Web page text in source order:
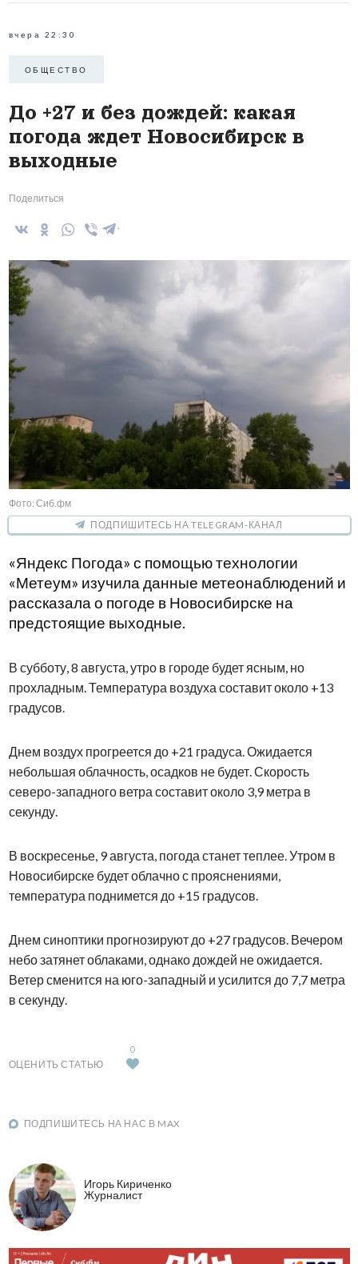
вчера 22:30
ОБЩЕСТВО
До +27 и без дождей: какая
погода ждет Новосибирск в
выходные
Поделиться
Фото: Сиб.фм
ПОДПИШИТЕСЬ НА TELEGRAM-КАНАЛ
«Яндекс Погода» с помощью технологии
«Метеум» изучила данные метеонаблюдений и
рассказала о погоде в Новосибирске на
предстоящие выходные.
В субботу, 8 августа, утро в городе будет ясным, но
прохладным. Температура воздуха составит около +13
градусов.
Днем воздух прогреется до +21 градуса. Ожидается
небольшая облачность, осадков не будет. Скорость
северо-западного ветра составит около 3,9 метра в
секунду.
В воскресенье, 9 августа, погода станет теплее. Утром в
Новосибирске будет облачно с прояснениями,
температура поднимется до +15 градусов.
Днем синоптики прогнозируют до +27 градусов. Вечером
небо затянет облаками, однако дождей не ожидается.
Ветер сменится на юго-западный и усилится до 7,7 метра
в секунду.
ОЦЕНИТЬ СТАТЬЮ
0
ПОДПИШИТЕСЬ НА НАС В MAX
Игорь Кириченко
Журналист